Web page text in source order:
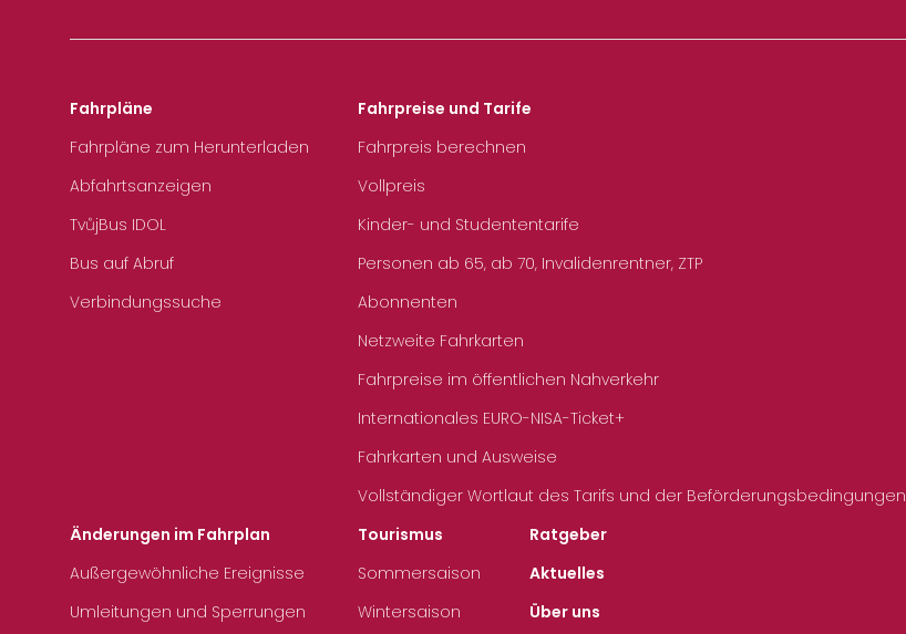
Fahrpläne
Fahrpläne zum Herunterladen
Abfahrtsanzeigen
TvůjBus IDOL
Bus auf Abruf
Verbindungssuche
Fahrpreise und Tarife
Fahrpreis berechnen
Vollpreis
Kinder- und Studententarife
Personen ab 65, ab 70, Invalidenrentner, ZTP
Abonnenten
Netzweite Fahrkarten
Fahrpreise im öffentlichen Nahverkehr
Internationales EURO-NISA-Ticket+
Fahrkarten und Ausweise
Vollständiger Wortlaut des Tarifs und der Beförderungsbedingungen
Änderungen im Fahrplan
Außergewöhnliche Ereignisse
Umleitungen und Sperrungen
Tourismus
Sommersaison
Wintersaison
Ratgeber
Aktuelles
Über uns